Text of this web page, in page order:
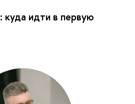
куда идти в первую